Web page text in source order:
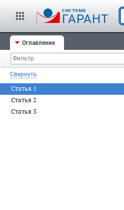
cистема
ГАРАНТ
Оглавление
Свернуть
Статья 1
Статья 2
Статья 3